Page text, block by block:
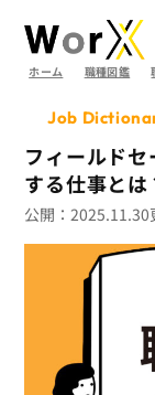
ホーム 職種図鑑
Job
フィールド
する仕事と
公開：2025.11.30